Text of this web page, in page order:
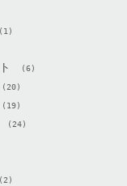
(1)
(6)
(20)
(19)
(24)
(2)